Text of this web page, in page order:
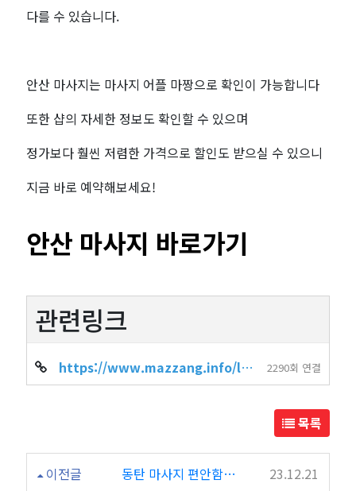
다를 수 있습니다.
안산 마사지는 마사지 어플 마짱으로 확인이 가능합니다
또한 샵의 자세한 정보도 확인할 수 있으며
정가보다 훨씬 저렴한 가격으로 할인도 받으실 수 있으니
지금 바로 예약해보세요!
안산 마사지 바로가기
관련링크
https://www.mazzang.info/location_shop.php?sido=%EA%B2%BD%EA%B8%B0&gug… 2290회 연결
목록
이전글 동탄 마사지 편안함과 치유를 안겨주다 23.12.21